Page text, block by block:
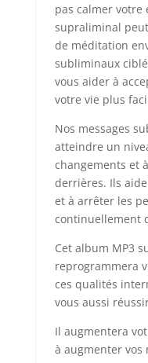
pas calmer votre
supraliminal
de méditation
subliminaux
vous aider à
votre vie plus
Nos messages
atteindre un
changements et
derrières. Ils
et à arrêter les
continuellement
Cet album MP3
reprogrammera
ces qualités
vous aussi
Il augmentera
à augmenter vos